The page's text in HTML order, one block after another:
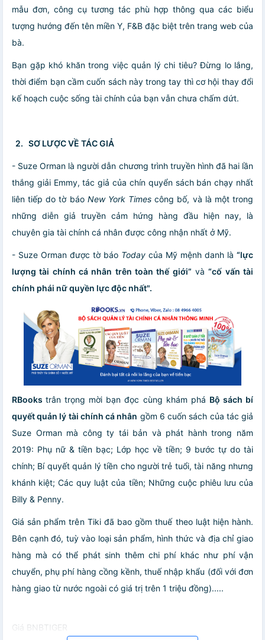
mẫu đơn, công cụ tương tác phù hợp thông qua các biểu
tượng hướng đến tên miền Y, F&B đặc biệt trên trang web của
bà.
Bạn gặp khó khăn trong việc quản lý chi tiêu? Đừng lo lắng,
thời điểm bạn cầm cuốn sách này trong tay thì cơ hội thay đổi
kế hoạch cuộc sống tài chính của bạn vẫn chưa chấm dứt.
2. SƠ LƯỢC VỀ TÁC GIẢ
- Suze Orman là người dẫn chương trình truyền hình đã hai lần
thắng giải Emmy, tác giả của chín quyển sách bán chạy nhất
liên tiếp do tờ báo New York Times công bố, và là một trong
những diễn giả truyền cảm hứng hàng đầu hiện nay, là
chuyên gia tài chính cá nhân được công nhận nhất ở Mỹ.
- Suze Orman được tờ báo Today của Mỹ mệnh danh là “lực
lượng tài chính cá nhân trên toàn thế giới” và“cố vấn tài
chính phái nữ quyền lực độc nhất".
RBookstrân trọng mời bạn đọc cùng khám phá Bộ sách bí
quyết quản lý tài chính cá nhân gồm 6 cuốn sách của tác giả
Suze Orman mà công ty tái bản và phát hành trong năm
2019: Phụ nữ & tiền bạc; Lớp học về tiền; 9 bước tự do tài
chính; Bí quyết quản lý tiền cho người trẻ tuổi, tài năng nhưng
khánh kiệt; Các quy luật của tiền; Những cuộc phiêu lưu của
Billy & Penny.
Giá sản phẩm trên Tiki đã bao gồm thuế theo luật hiện hành.
Bên cạnh đó, tuỳ vào loại sản phẩm, hình thức và địa chỉ giao
hàng mà có thể phát sinh thêm chi phí khác như phí vận
chuyển, phụ phí hàng cồng kềnh, thuế nhập khẩu (đối với đơn
hàng giao từ nước ngoài có giá trị trên 1 triệu đồng).....
Giá BNBTIGER